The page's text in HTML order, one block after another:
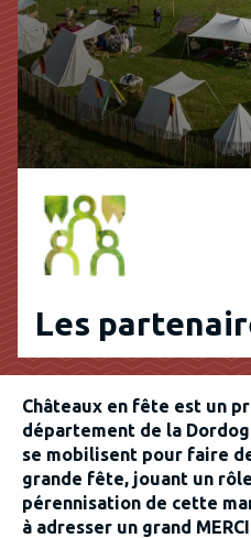
Les
Châteaux en fête est un
département de la
se mobilisent pour faire
grande fête, jouant un
pérennisation de cette
à adresser un grand